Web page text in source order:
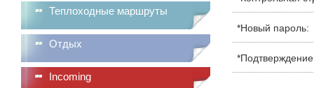
Теплоходные маршруты
Отдых
Incoming
*Новый пароль:
*